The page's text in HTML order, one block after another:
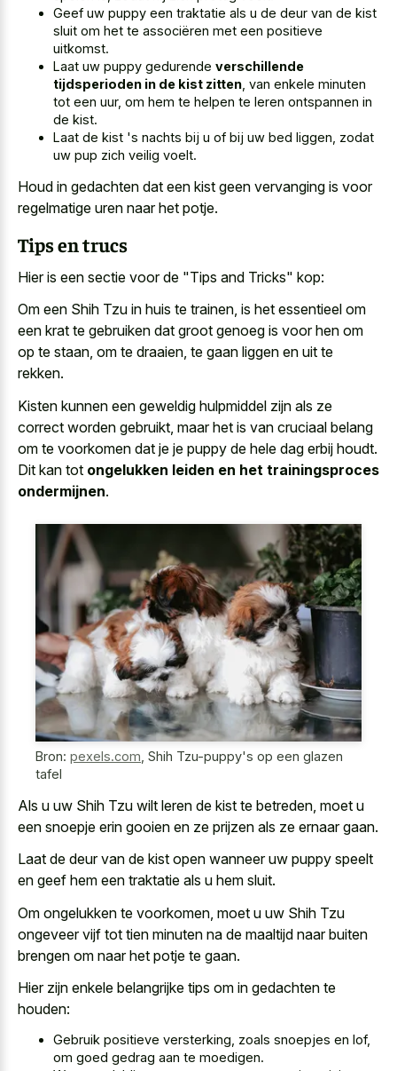
Geef uw puppy een traktatie als u de deur van de kist
sluit om het te associëren met een positieve
uitkomst.
Laat uw puppy gedurende verschillende
tijdsperioden in de kist zitten, van enkele minuten
tot een uur, om hem te helpen te leren ontspannen in
de kist.
Laat de kist 's nachts bij u of bij uw bed liggen, zodat
uw pup zich veilig voelt.
Houd in gedachten dat een kist geen vervanging is voor
regelmatige uren naar het potje.
Tips en trucs
Hier is een sectie voor de "Tips and Tricks" kop:
Om een Shih Tzu in huis te trainen, is het essentieel om
een krat te gebruiken dat groot genoeg is voor hen om
op te staan, om te draaien, te gaan liggen en uit te
rekken.
Kisten kunnen een geweldig hulpmiddel zijn als ze
correct worden gebruikt, maar het is van cruciaal belang
om te voorkomen dat je je puppy de hele dag erbij houdt.
Dit kan tot ongelukken leiden en het trainingsproces
ondermijnen.
Bron: pexels.com Shih Tzu-puppy's op een glazen
tafel
Als u uw Shih Tzu wilt leren de kist te betreden, moet u
een snoepje erin gooien en ze prijzen als ze ernaar gaan.
Laat de deur van de kist open wanneer uw puppy speelt
en geef hem een traktatie als u hem sluit.
Om ongelukken te voorkomen, moet u uw Shih Tzu
ongeveer vijf tot tien minuten na de maaltijd naar buiten
brengen om naar het potje te gaan.
Hier zijn enkele belangrijke tips om in gedachten te
houden:
Gebruik positieve versterking, zoals snoepjes en lof,
om goed gedrag aan te moedigen.